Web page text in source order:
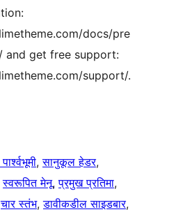
docs/pre
and get free support:
support/.
, सानुकूल हेडर
स्वरूपित मेनू, प्रमुख प्रतिमा
चार स्तंभ, डावीकडील साइडबार